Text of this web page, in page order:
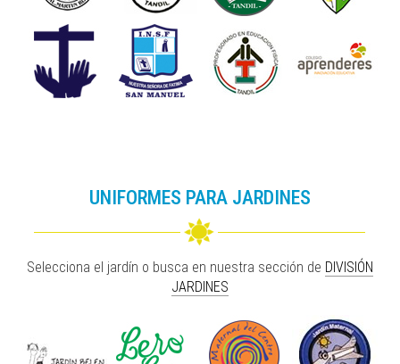
UNIFORMES PARA JARDINES
Selecciona el jardín o busca en nuestra sección de DIVISIÓN
JARDINES